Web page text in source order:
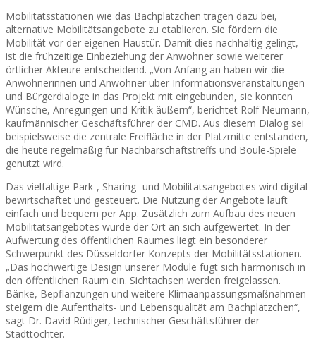
Mobilitätsstationen wie das Bachplätzchen tragen dazu bei,
alternative Mobilitätsangebote zu etablieren. Sie fördern die
Mobilität vor der eigenen Haustür. Damit dies nachhaltig gelingt,
ist die frühzeitige Einbeziehung der Anwohner sowie weiterer
örtlicher Akteure entscheidend. „Von Anfang an haben wir die
Anwohnerinnen und Anwohner über Informationsveranstaltungen
und Bürgerdialoge in das Projekt mit eingebunden, sie konnten
Wünsche, Anregungen und Kritik äußern“, berichtet Rolf Neumann,
kaufmännischer Geschäftsführer der CMD. Aus diesem Dialog sei
beispielsweise die zentrale Freifläche in der Platzmitte entstanden,
die heute regelmäßig für Nachbarschaftstreffs und Boule-Spiele
genutzt wird.
Das vielfältige Park-, Sharing- und Mobilitätsangebotes wird digital
bewirtschaftet und gesteuert. Die Nutzung der Angebote läuft
einfach und bequem per App. Zusätzlich zum Aufbau des neuen
Mobilitätsangebotes wurde der Ort an sich aufgewertet. In der
Aufwertung des öffentlichen Raumes liegt ein besonderer
Schwerpunkt des Düsseldorfer Konzepts der Mobilitätsstationen.
„Das hochwertige Design unserer Module fügt sich harmonisch in
den öffentlichen Raum ein. Sichtachsen werden freigelassen.
Bänke, Bepflanzungen und weitere Klimaanpassungsmaßnahmen
steigern die Aufenthalts- und Lebensqualität am Bachplätzchen“,
sagt Dr. David Rüdiger, technischer Geschäftsführer der
Stadttochter.